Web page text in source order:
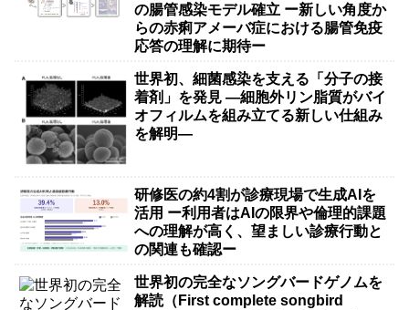
の腸管感染モデル確立 ー新しい角度か
らの赤痢アメーバ症における腸管免疫
応答の理解に期待ー
世界初、細菌感染を支える「分子の接
着剤」を発見 ―細胞外リン脂質がバイ
オフィルムを組み立てる新しい仕組み
を解明―
研修医の約4割が診療現場で生成AIを
活用 ー利用者はAIの限界や倫理的課題
への理解が高く、望ましい診療行動と
の関連も確認ー
世界初の完全なソングバードゲノムを
解読（First complete songbird